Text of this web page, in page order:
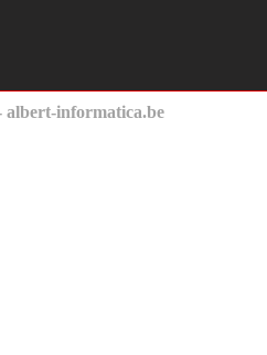
albert-informatica.be